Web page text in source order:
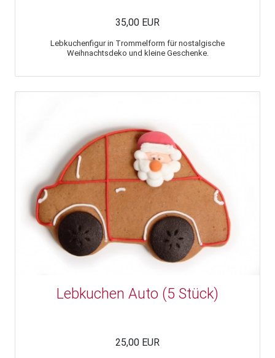
35,00 EUR
Lebkuchenfigur in Trommelform für nostalgische
Weihnachtsdeko und kleine Geschenke.
Lebkuchen Auto (5 Stück)
25,00 EUR